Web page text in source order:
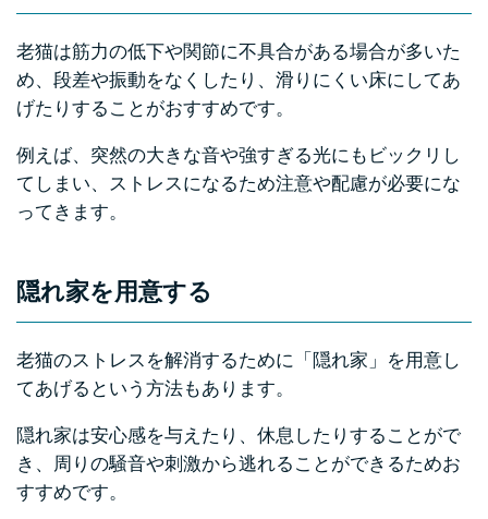
老猫は筋力の低下や関節に不具合がある場合が多いた
め、段差や振動をなくしたり、滑りにくい床にしてあ
げたりすることがおすすめです。
例えば、突然の大きな音や強すぎる光にもビックリし
てしまい、ストレスになるため注意や配慮が必要にな
ってきます。
隠れ家を用意する
老猫のストレスを解消するために「隠れ家」を用意し
てあげるという方法もあります。
隠れ家は安心感を与えたり、休息したりすることがで
き、周りの騒音や刺激から逃れることができるためお
すすめです。